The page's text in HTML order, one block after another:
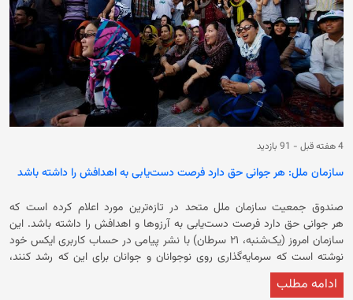
4 هفته قبل - 91 بازدید
سازمان ملل: هر جوانی حق دارد فرصت‌ دست‌یابی به اهدافش را داشته باشد
صندوق جمعیت سازمان ملل متحد در تازه‌ترین مورد اعلام کرده است که
هر جوانی حق دارد فرصت‌ دست‌یابی به آرزوها و اهدافش را داشته باشد. این
سازمان امروز (یک‌شنبه، ۲۱ سرطان) با نشر پیامی در حساب کاربری ایکس خود
نوشته است که سرمایه‌گذاری روی نوجوانان و جوانان برای این که رشد کنند،
بیاموزند، سالم بمانند و به همه ظرفیت‌های بالقوه‌ی خود دست یابند، ضروری
است. این در حالی است که میلیون‌ها نوجوان و جوان دختر در افغانستان، از
ادامه مطلب